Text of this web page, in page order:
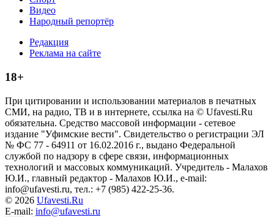
Видео
Народный репортёр
Редакция
Реклама на сайте
18+
При цитировании и использовании материалов в печатных
СМИ, на радио, ТВ и в интернете, ссылка на © Ufavesti.Ru
обязательна. Средство массовой информации - сетевое
издание "Уфимские вести". Свидетельство о регистрации ЭЛ
№ ФС 77 - 64911 от 16.02.2016 г., выдано Федеральной
службой по надзору в сфере связи, информационных
технологий и массовых коммуникаций. Учредитель - Малахов
Ю.И., главный редактор - Малахов Ю.И., e-mail:
info@ufavesti.ru, тел.: +7 (985) 422-25-36.
© 2026 Ufavesti.Ru
E-mail: info@ufavesti.ru